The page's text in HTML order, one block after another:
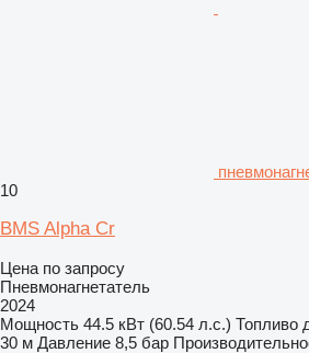
10
BMS Alpha Cr
Цена по запросу
Пневмонагнетатель
2024
Мощность 44.5 кВт (60.54 л.с.) Топливо
30 м Давление 8,5 бар